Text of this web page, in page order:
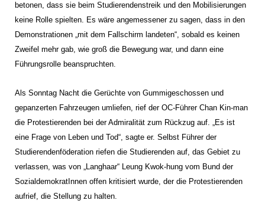
betonen, dass sie beim Studierendenstreik und den Mobilisierungen
keine Rolle spielten. Es wäre angemessener zu sagen, dass in den
Demonstrationen „mit dem Fallschirm landeten“, sobald es keinen
Zweifel mehr gab, wie groß die Bewegung war, und dann eine
Führungsrolle beanspruchten.
Als Sonntag Nacht die Gerüchte von Gummigeschossen und
gepanzerten Fahrzeugen umliefen, rief der OC-Führer Chan Kin-man
die Protestierenden bei der Admiralität zum Rückzug auf. „Es ist
eine Frage von Leben und Tod“, sagte er. Selbst Führer der
Studierendenföderation riefen die Studierenden auf, das Gebiet zu
verlassen, was von „Langhaar“ Leung Kwok-hung vom Bund der
SozialdemokratInnen offen kritisiert wurde, der die Protestierenden
aufrief, die Stellung zu halten.